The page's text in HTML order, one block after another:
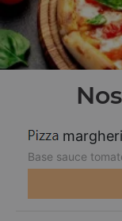
Base sauce